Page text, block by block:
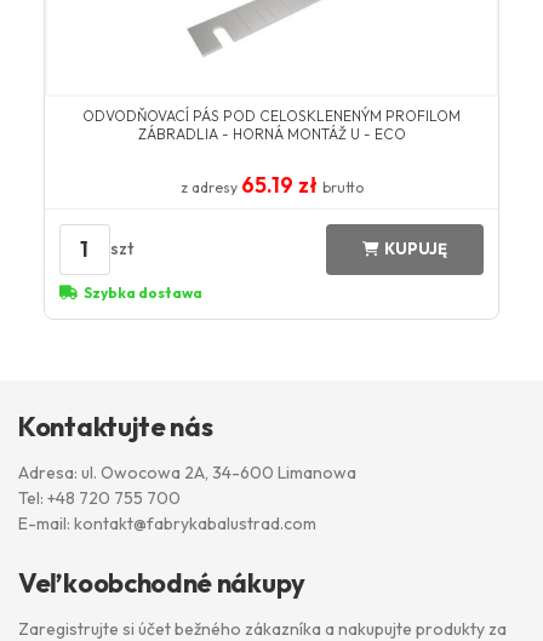
ODVODŇOVACÍ PÁS POD CELOSKLENENÝM PROFILOM
ZÁBRADLIA - HORNÁ MONTÁŽ U - ECO
z adresy 65.19 zł brutto
1 szt KUPUJĘ
Szybka dostawa
Kontaktujte nás
Adresa: ul. Owocowa 2A, 34-600 Limanowa
Tel: +48 720 755 700
E-mail: kontakt@fabrykabalustrad.com
Veľkoobchodné nákupy
Zaregistrujte si účet bežného zákazníka a nakupujte produkty za